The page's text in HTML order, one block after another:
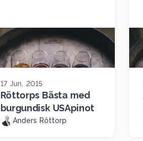
17 Jun, 2015
Röttorps Bästa med
burgundisk USApinot
Anders Röttorp